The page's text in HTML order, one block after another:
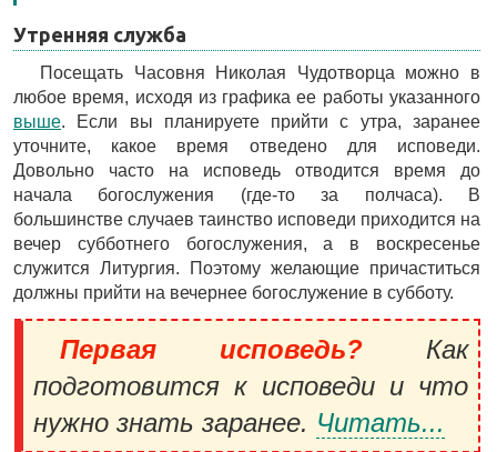
Утренняя служба
Посещать Часовня Николая Чудотворца можно в
любое время, исходя из графика ее работы указанного
выше. Если вы планируете прийти с утра, заранее
уточните, какое время отведено для исповеди.
Довольно часто на исповедь отводится время до
начала богослужения (где-то за полчаса). В
большинстве случаев таинство исповеди приходится на
вечер субботнего богослужения, а в воскресенье
служится Литургия. Поэтому желающие причаститься
должны прийти на вечернее богослужение в субботу.
Первая исповедь? Как
подготовится к исповеди и что
нужно знать заранее. Читать...